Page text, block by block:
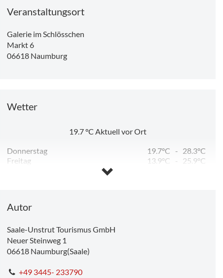
Tipp
17 m
Veranstaltungsort
Galerie im Schlösschen
Markt 6
06618 Naumburg
Wetter
19.7°C Aktuell vor Ort
Donnerstag 19.7°C - 28.3°C
Freitag
13.9°C -
25.9°C
Autor
Saale-Unstrut Tourismus GmbH
Neuer Steinweg 1
06618 Naumburg(Saale)
+49 3445- 233790